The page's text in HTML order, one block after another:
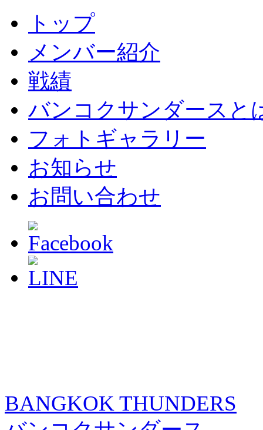
トップ
メンバー紹介
戦績
バンコクサンダースと
フォトギャラリー
お知らせ
お問い合わせ
BANGKOK THUNDERS